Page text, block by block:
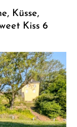
Küsse,
Kiss 6